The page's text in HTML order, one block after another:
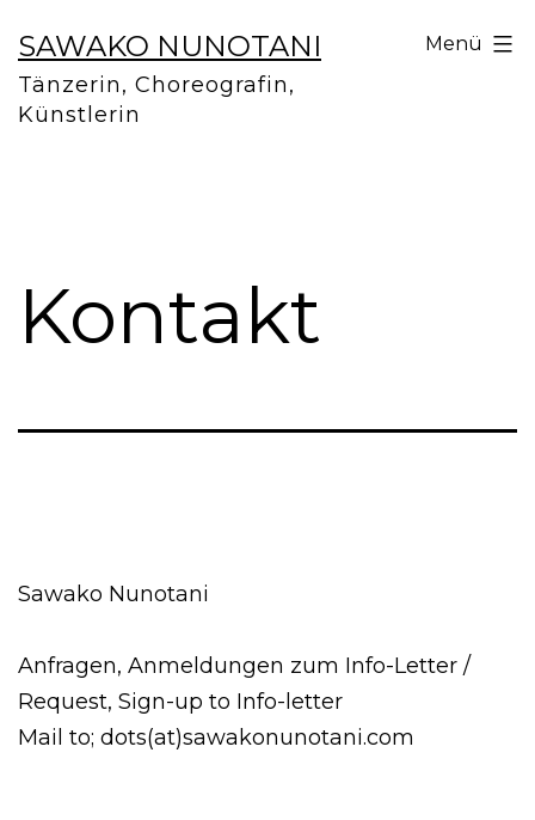
Inhalt
springen
SAWAKO NUNOTANI
Tänzerin, Choreografin,
Künstlerin
Menü
Kontakt
Sawako Nunotani
Anfragen, Anmeldungen zum Info-Letter /
Request, Sign-up to Info-letter
Mail to; dots(at)sawakonunotani.com